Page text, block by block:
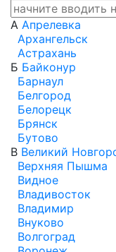
А Апрелевка
Архангельск
Астрахань
Б Байконур
Барнаул
Белгород
Белорецк
Брянск
Бутово
В Великий
Верхняя Пышма
Видное
Владивосток
Владимир
Внуково
Волгоград